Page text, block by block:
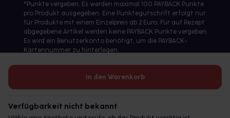
In den Warenkorb
Verfügbarkeit nicht bekannt
°Punkte vergeben. Es werden maximal 100 PAYBACK Punkte
pro Produkt ausgegeben. Eine Punktegutschrift erfolgt nur
für Produkte mit einem Einzelpreis ab 2 Euro. Für auf Rezept
abgegebene Artikel werden keine PAYBACK Punkte vergeben.
Es wird ein Benutzerkonto benötigt, um die PAYBACK-
Kartennummer zu hinterlegen.
Betreiber des Portals und verantwortlich: gesund.de GmbH &
© 2026 gesund.de GmbH & Co. KG